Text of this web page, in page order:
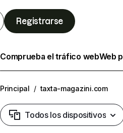
Registrarse
Comprueba el tráfico webWeb
Principal / taxta-magazini.com
Todos los dispositivos